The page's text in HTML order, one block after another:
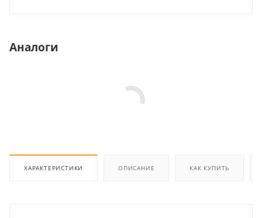
Аналоги
ХАРАКТЕРИСТИКИ ОПИСАНИЕ КАК КУПИТЬ